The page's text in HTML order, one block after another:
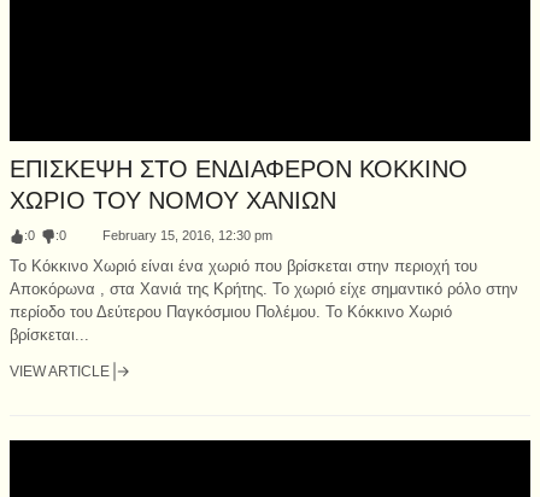
ΕΠΙΣΚΕΨΗ ΣΤΟ ΕΝΔΙΑΦΕΡΟΝ ΚΟΚΚΙΝΟ
ΧΩΡΙΟ ΤΟΥ ΝΟΜΟΥ ΧΑΝΙΩΝ
:0 :0 February 15, 2016, 12:30 pm
Το Κόκκινο Χωριό είναι ένα χωριό που βρίσκεται στην περιοχή του
Αποκόρωνα , στα Χανιά της Κρήτης. Το χωριό είχε σημαντικό ρόλο στην
περίοδο του Δεύτερου Παγκόσμιου Πολέμου. Το Κόκκινο Χωριό
βρίσκεται...
VIEW ARTICLE